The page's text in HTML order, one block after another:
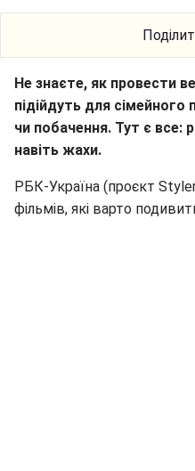
Не знаєте, як провести
підійдуть для сімейного
чи побачення. Тут є все:
навіть жахи.
РБК-Україна (проєкт
фільмів, які варто